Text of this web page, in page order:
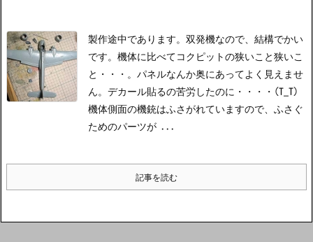
製作途中であります。双発機なので、結構でかい
です。機体に比べてコクピットの狭いこと狭いこ
と・・・。パネルなんか奥にあってよく見えませ
ん。デカール貼るの苦労したのに・・・・(T_T)
機体側面の機銃はふさがれていますので、ふさぐ
ためのパーツが ...
記事を読む